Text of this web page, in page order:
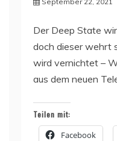
Der Deep State
doch dieser wehrt
wird vernichtet –
aus dem neuen
Teilen mit:
Facebook